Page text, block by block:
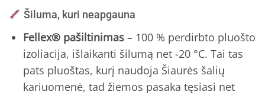
Šiluma, kuri neapgauna
Fellex® pašiltinimas– 100 % perdirbto pluošto
izoliacija, išlaikanti šilumą net -20 °C. Tai tas
pats pluoštas, kurį naudoja Šiaurės šalių
kariuomenė, tad žiemos pasaka tęsiasi net